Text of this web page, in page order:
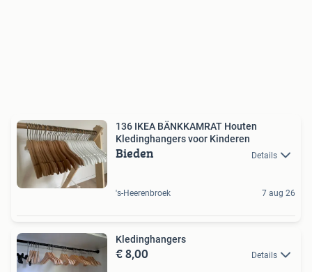
136 IKEA BÄNKKAMRAT Houten
Kledinghangers voor Kinderen
Bieden Details
's-Heerenbroek 7 aug 26
Kledinghangers
€ 8,00 Details